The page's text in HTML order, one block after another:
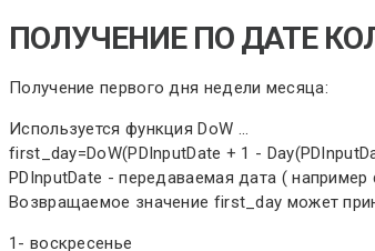
ПОЛУЧЕНИЕ ПО ДАТЕ
Получение первого дня недели месяца:
Используется функция DoW ...
first_day=DoW(PDInputDate + 1 -
PDInputDate - передаваемая дата (
Возвращаемое значение first_day может
1- воскресенье